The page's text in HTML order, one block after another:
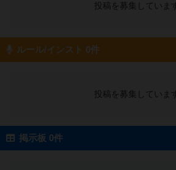
投稿を募集しています
ルール/インスト 0件
投稿を募集しています
掲示板 0件